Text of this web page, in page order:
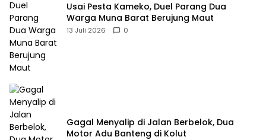
Usai Pesta Kameko, Duel Parang Dua
Warga Muna Barat Berujung Maut
13 Juli 2026 0
Gagal Menyalip di Jalan Berbelok, Dua
Motor Adu Banteng di Kolut